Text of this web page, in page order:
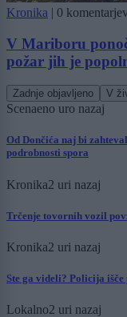
Kronika | 0
V Mariboru
požar jih je
Zadnje objavljeno V
Scenaeno uro nazaj
Od Dončića naj bi
podrobnosti spora
Kronika2 uri nazaj
Trčenje tovornih vozil
Kronika2 uri nazaj
Ste ga videli? Policija
Lokalno2 uri nazaj